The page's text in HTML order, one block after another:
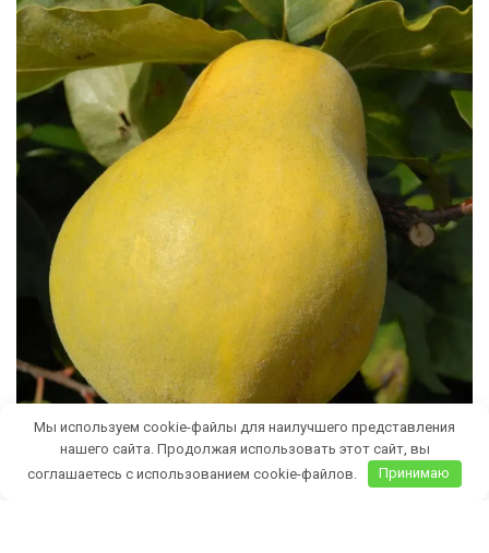
Мы используем cookie-файлы для наилучшего представления
нашего сайта. Продолжая использовать этот сайт, вы
соглашаетесь с использованием cookie-файлов.
Принимаю